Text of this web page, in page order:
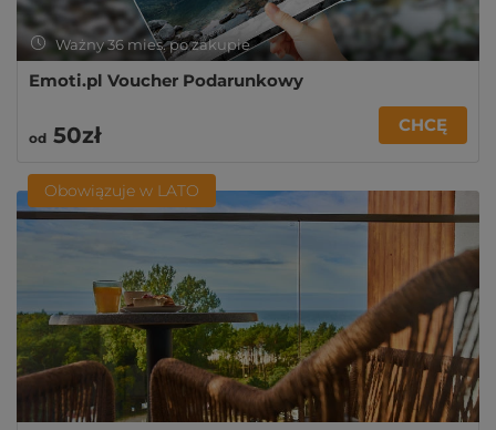
Ważny 36 mies. po zakupie
Emoti.pl Voucher Podarunkowy
od 50zł CHCĘ
Obowiązuje w LATO